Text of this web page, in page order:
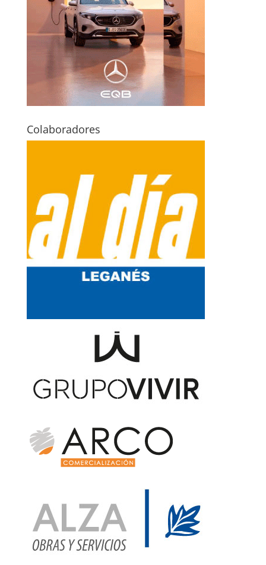
Colaboradores